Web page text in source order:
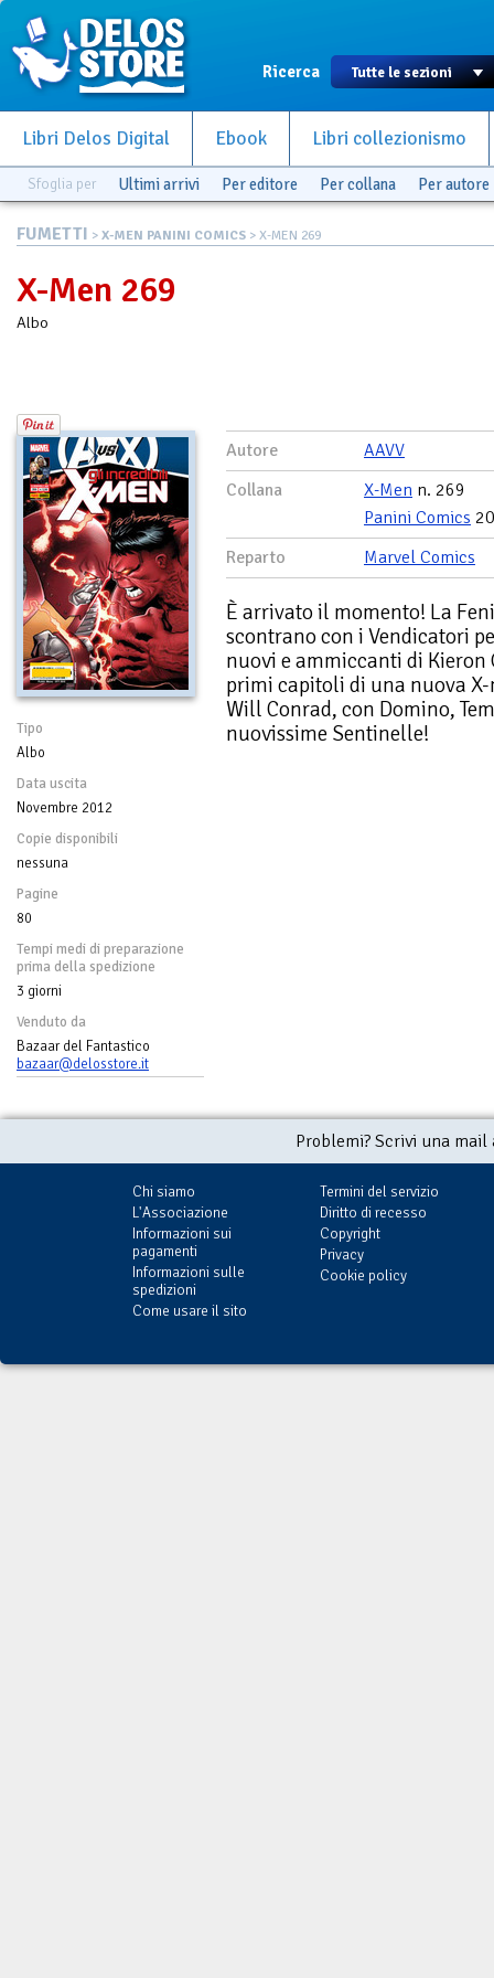
Ricerca
Libri Delos Digital Ebook Libri collezionismo
Sfoglia per Ultimi arrivi Per editore Per collana Per autore
FUMETTI > X-MEN PANINI COMICS > X-MEN 269
X-Men 269
Albo
Tipo
Albo
Data uscita
Novembre 2012
Copie disponibili
nessuna
Pagine
80
Tempi medi di preparazione
prima della spedizione
3 giorni
Venduto da
Bazaar del Fantastico
bazaar@delosstore.it
Autore
AAVV
Collana
X-Men n. 269
Panini Comics
Reparto
Marvel Comics
È arrivato il momento! La
scontrano con i Vendicatori
nuovi e ammiccanti di
primi capitoli di una nuova
Will Conrad, con Domino,
nuovissime Sentinelle!
Problemi? Scrivi una
Chi siamo
L'Associazione
Informazioni sui
pagamenti
Informazioni sulle
spedizioni
Come usare il sito
Termini del servizio
Diritto di recesso
Copyright
Privacy
Cookie policy